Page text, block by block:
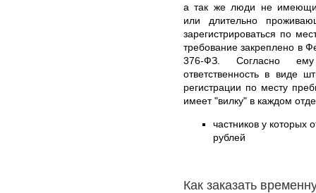
а так же люди не
или длительно
зарегистрироваться по
требование закреплено в
376-ФЗ. Согласно ему
ответственность в виде
регистрации по месту
имеет "вилку" в каждом
частников у которых
рублей
Как заказать